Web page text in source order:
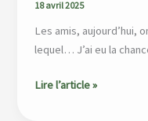
18 avril 2025
Les amis, aujourd’hui,
lequel… J’ai eu la
🍫
✨
Lire l’article »